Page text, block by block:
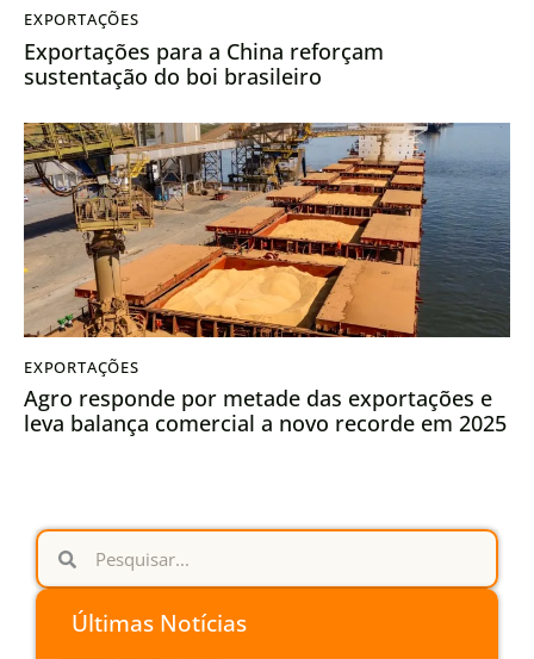
EXPORTAÇÕES
Exportações para a China reforçam
sustentação do boi brasileiro
EXPORTAÇÕES
Agro responde por metade das exportações e
leva balança comercial a novo recorde em 2025
Últimas Notícias